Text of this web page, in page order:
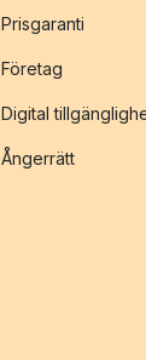
Prisgaranti
Företag
Digital
Ångerrätt